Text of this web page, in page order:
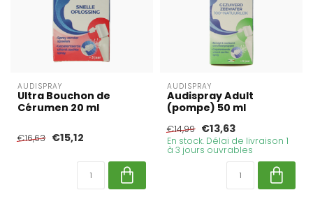
AUDISPRAY
Ultra Bouchon de
Cérumen 20 ml
€16,63 €15,12
AUDISPRAY
Audispray Adult
(pompe) 50 ml
€14,99 €13,63
En stock. Délai de livraison 1
à 3 jours ouvrables